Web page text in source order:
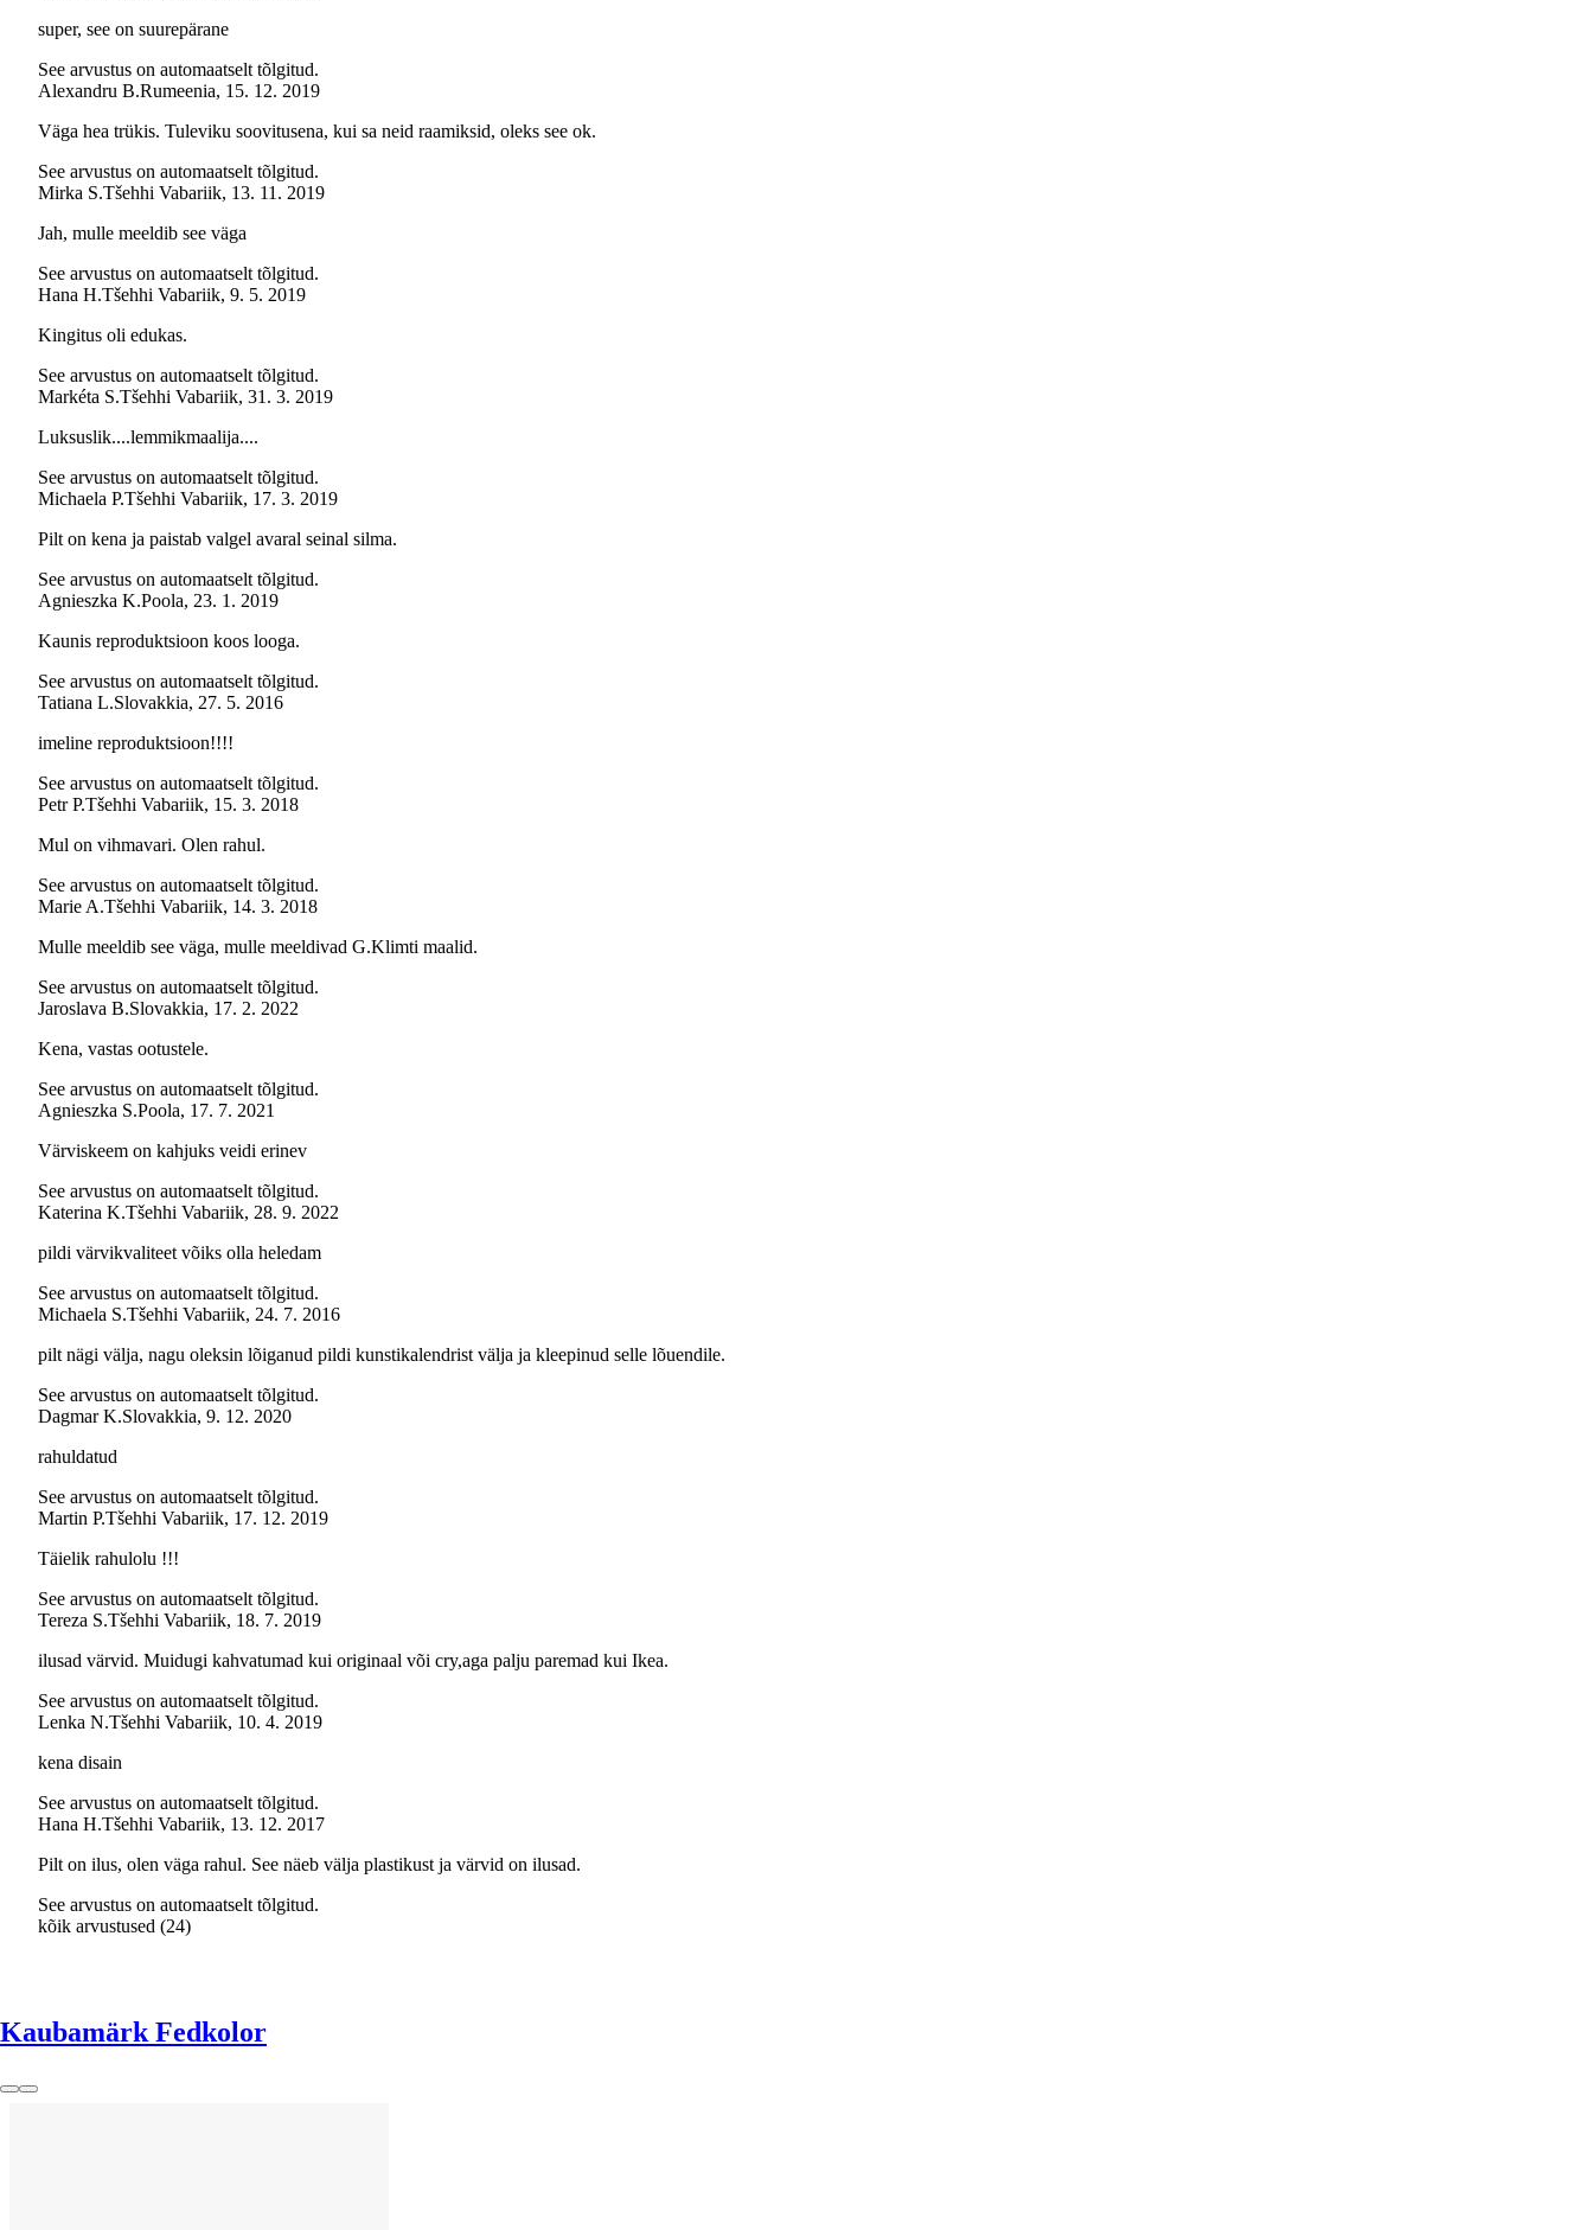
super, see on suurepärane
See arvustus on automaatselt tõlgitud.
Alexandru B.Rumeenia, 15. 12. 2019
Väga hea trükis. Tuleviku soovitusena, kui sa neid raamiksid, oleks see ok.
See arvustus on automaatselt tõlgitud.
Mirka S.Tšehhi Vabariik, 13. 11. 2019
Jah, mulle meeldib see väga
See arvustus on automaatselt tõlgitud.
Hana H.Tšehhi Vabariik, 9. 5. 2019
Kingitus oli edukas.
See arvustus on automaatselt tõlgitud.
Markéta S.Tšehhi Vabariik, 31. 3. 2019
Luksuslik....lemmikmaalija....
See arvustus on automaatselt tõlgitud.
Michaela P.Tšehhi Vabariik, 17. 3. 2019
Pilt on kena ja paistab valgel avaral seinal silma.
See arvustus on automaatselt tõlgitud.
Agnieszka K.Poola, 23. 1. 2019
Kaunis reproduktsioon koos looga.
See arvustus on automaatselt tõlgitud.
Tatiana L.Slovakkia, 27. 5. 2016
imeline reproduktsioon!!!!
See arvustus on automaatselt tõlgitud.
Petr P.Tšehhi Vabariik, 15. 3. 2018
Mul on vihmavari. Olen rahul.
See arvustus on automaatselt tõlgitud.
Marie A.Tšehhi Vabariik, 14. 3. 2018
Mulle meeldib see väga, mulle meeldivad G.Klimti maalid.
See arvustus on automaatselt tõlgitud.
Jaroslava B.Slovakkia, 17. 2. 2022
Kena, vastas ootustele.
See arvustus on automaatselt tõlgitud.
Agnieszka S.Poola, 17. 7. 2021
Värviskeem on kahjuks veidi erinev
See arvustus on automaatselt tõlgitud.
Katerina K.Tšehhi Vabariik, 28. 9. 2022
pildi värvikvaliteet võiks olla heledam
See arvustus on automaatselt tõlgitud.
Michaela S.Tšehhi Vabariik, 24. 7. 2016
pilt nägi välja, nagu oleksin lõiganud pildi kunstikalendrist välja ja kleepinud selle lõuendile.
See arvustus on automaatselt tõlgitud.
Dagmar K.Slovakkia, 9. 12. 2020
rahuldatud
See arvustus on automaatselt tõlgitud.
Martin P.Tšehhi Vabariik, 17. 12. 2019
Täielik rahulolu !!!
See arvustus on automaatselt tõlgitud.
Tereza S.Tšehhi Vabariik, 18. 7. 2019
ilusad värvid. Muidugi kahvatumad kui originaal või cry,aga palju paremad kui Ikea.
See arvustus on automaatselt tõlgitud.
Lenka N.Tšehhi Vabariik, 10. 4. 2019
kena disain
See arvustus on automaatselt tõlgitud.
Hana H.Tšehhi Vabariik, 13. 12. 2017
Pilt on ilus, olen väga rahul. See näeb välja plastikust ja värvid on ilusad.
See arvustus on automaatselt tõlgitud.
kõik arvustused (24)
Kaubamärk Fedkolor